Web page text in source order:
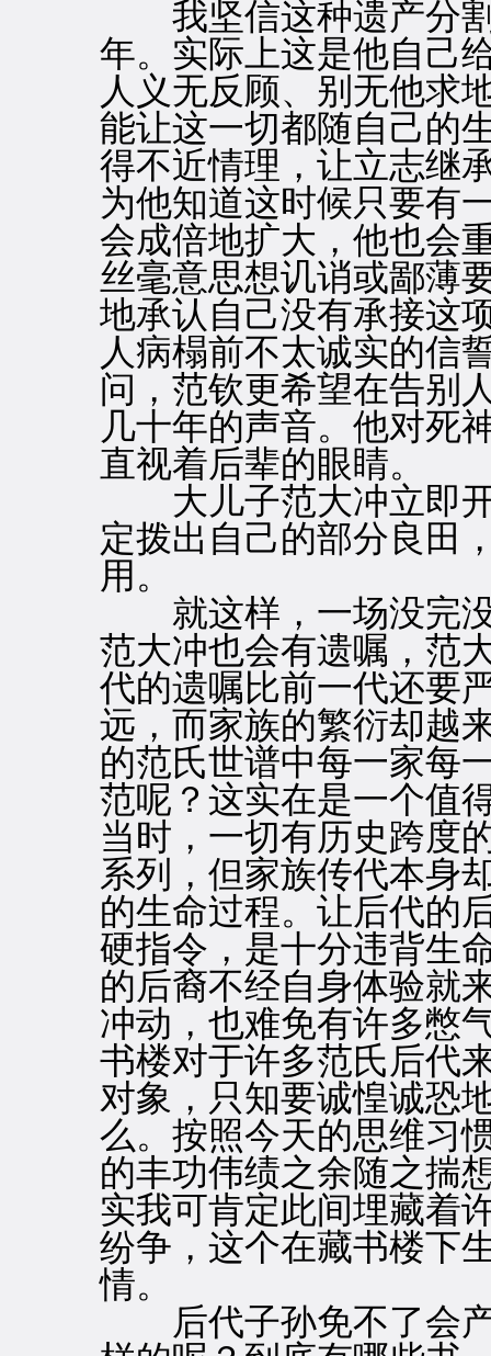
我坚信这种遗产分割
年。实际上这是他自己
人义无反顾、别无他求
能让这一切都随自己的
得不近情理，让立志继
为他知道这时候只要有
会成倍地扩大，他也会
丝毫意思想讥诮或鄙薄
地承认自己没有承接这
人病榻前不太诚实的信
问，范钦更希望在告别
几十年的声音。他对死
直视着后辈的眼睛。
大儿子范大冲立即开
定拨出自己的部分良田
用。
就这样，一场没完没
范大冲也会有遗嘱，
代的遗嘱比前一代还要
远，而家族的繁衍却越
的范氏世谱中每一家每
范呢？这实在是一个值
当时，一切有历史跨度
系列，但家族传代本身
的生命过程。让后代的
硬指令，是十分违背生
的后裔不经自身体验就
冲动，也难免有许多憋
书楼对于许多范氏后代
对象，只知要诚惶诚恐
么。按照今天的思维习
的丰功伟绩之余随之揣
实我可肯定此间埋藏着
纷争，这个在藏书楼下
情。
后代子孙免不了会产